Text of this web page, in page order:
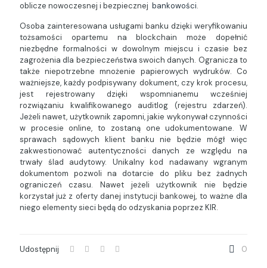
oblicze nowoczesnej i bezpiecznej bankowości.
Osoba zainteresowana usługami banku dzięki weryfikowaniu
tożsamości opartemu na blockchain może dopełnić
niezbędne formalności w dowolnym miejscu i czasie bez
zagrożenia dla bezpieczeństwa swoich danych. Ogranicza to
także niepotrzebne mnożenie papierowych wydruków. Co
ważniejsze, każdy podpisywany dokument, czy krok procesu,
jest rejestrowany dzięki wspomnianemu wcześniej
rozwiązaniu kwalifikowanego auditlog (rejestru zdarzeń).
Jeżeli nawet, użytkownik zapomni, jakie wykonywał czynności
w procesie online, to zostaną one udokumentowane. W
sprawach sądowych klient banku nie będzie mógł więc
zakwestionować autentyczności danych ze względu na
trwały ślad audytowy. Unikalny kod nadawany wgranym
dokumentom pozwoli na dotarcie do pliku bez żadnych
ograniczeń czasu. Nawet jeżeli użytkownik nie będzie
korzystał już z oferty danej instytucji bankowej, to ważne dla
niego elementy sieci będą do odzyskania poprzez KIR.
Udostępnij 0